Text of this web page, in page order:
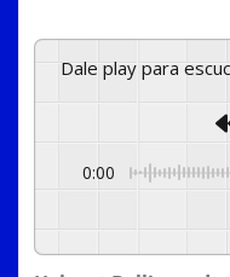
Dale play para
0:00